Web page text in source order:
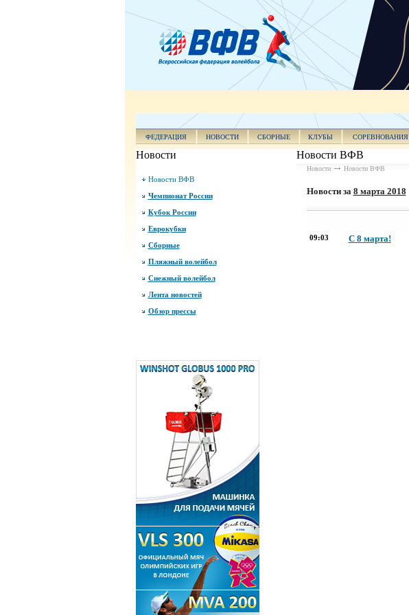
ФЕДЕРАЦИЯ НОВОСТИ СБОРНЫЕ КЛУБЫ СОРЕВНОВАНИЯ
Новости
Новости ВФВ
Чемпионат России
Кубок России
Еврокубки
Сборные
Пляжный волейбол
Снежный волейбол
Лента новостей
Обзор прессы
Новости ВФВ
Новости Новости ВФВ
Новости за 8 марта 2018
09:03 С 8 марта!